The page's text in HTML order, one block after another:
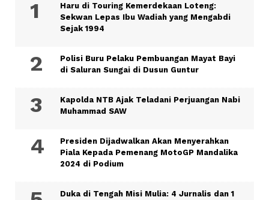
Haru di Touring Kemerdekaan Loteng:
Sekwan Lepas Ibu Wadiah yang Mengabdi
Sejak 1994
Polisi Buru Pelaku Pembuangan Mayat Bayi
di Saluran Sungai di Dusun Guntur
Kapolda NTB Ajak Teladani Perjuangan Nabi
Muhammad SAW
Presiden Dijadwalkan Akan Menyerahkan
Piala Kepada Pemenang MotoGP Mandalika
2024 di Podium
Duka di Tengah Misi Mulia: 4 Jurnalis dan 1